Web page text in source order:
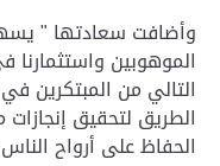
وأضافت سعادتها "
الموهوبين
التالي من المبتكرين
الطريق لتحقيق
الحفاظ على أرواح